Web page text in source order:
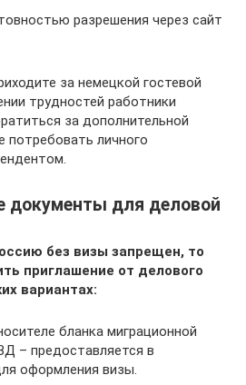
разрешения через сайт
за немецкой гостевой
трудностей работники
за дополнительной
потребовать личного
документы для деловой
без визы запрещен, то
приглашение от делового
вариантах:
бланка миграционной
– предоставляется в
оформления визы.